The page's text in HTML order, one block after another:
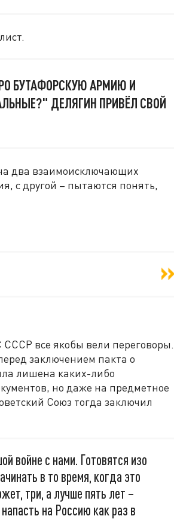
БУТАФОРСКУЮ АРМИЮ И
ДЕЛЯГИН ПРИВЁЛ СВОЙ
два взаимоисключающих
с другой – пытаются понять,
все якобы вели переговоры.
заключением пакта о
лишена каких-либо
но даже на предметное
Союз тогда заключил
войне с нами. Готовятся изо
в то время, когда это
три, а лучше пять лет –
на Россию как раз в